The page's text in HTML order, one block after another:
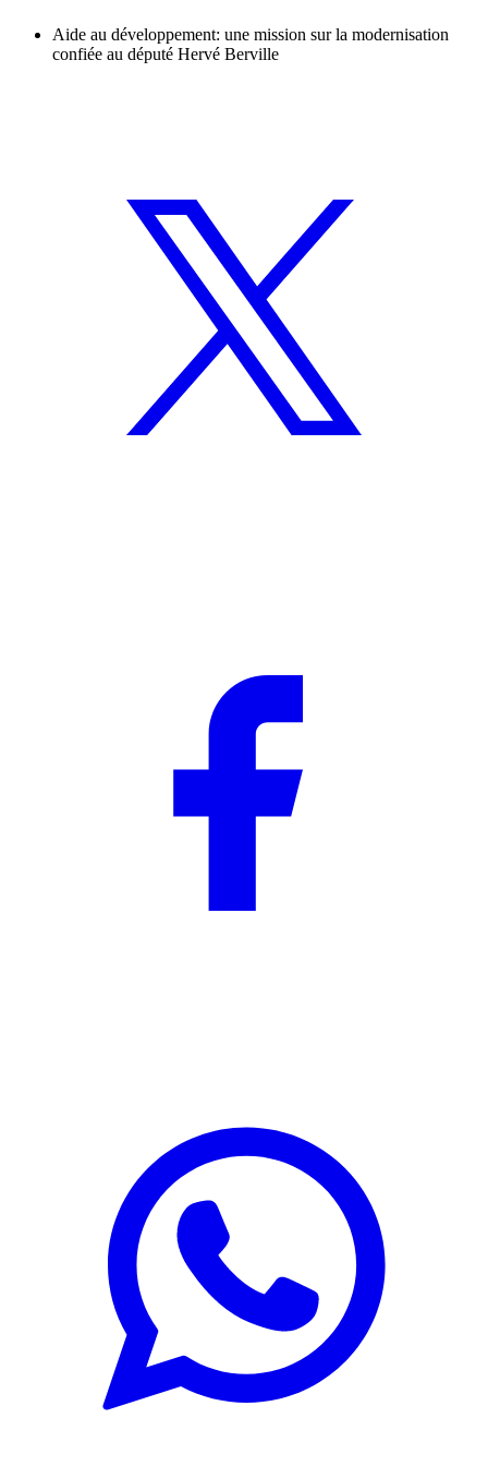
Aide au développement: une mission sur la modernisation
confiée au député Hervé Berville